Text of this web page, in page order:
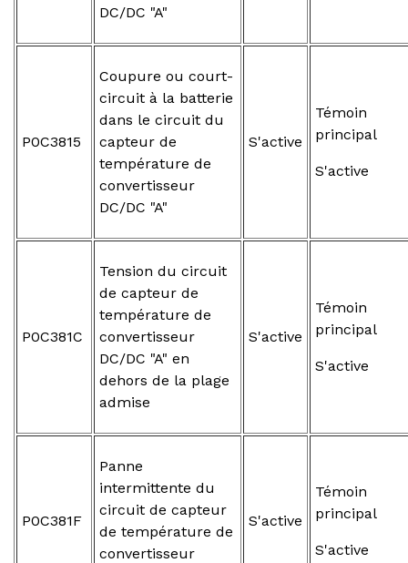
DC/DC "A"
P0C3815
Coupure ou court-
circuit à la batterie
dans le circuit du
capteur de
température de
convertisseur
DC/DC "A"
S'active
Témoin
principal
S'active
P0C381C
Tension du circuit
de capteur de
température de
convertisseur
DC/DC "A" en
dehors de la plage
admise
S'active
Témoin
principal
S'active
P0C381F
Panne
intermittente du
circuit de capteur
de température de
convertisseur
S'active
Témoin
principal
S'active